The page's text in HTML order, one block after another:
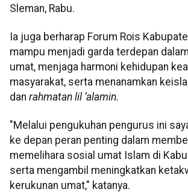
Sleman, Rabu.
Ia juga berharap Forum Rois
mampu menjadi garda terdepan
umat, menjaga harmoni kehidupan
masyarakat, serta menanamkan
dan rahmatan lil ’alamin.
"Melalui pengukuhan pengurus ini
ke depan peran penting dalam
memelihara sosial umat Islam di
serta mengambil meningkatkan
kerukunan umat," katanya.